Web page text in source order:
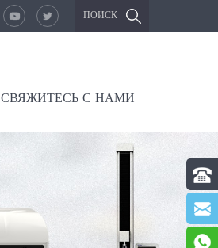
ПОИСК
СВЯЖИТЕСЬ С НАМИ